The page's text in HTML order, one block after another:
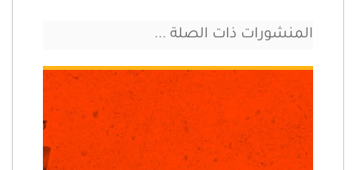
المنشورات ذات الصلة ...